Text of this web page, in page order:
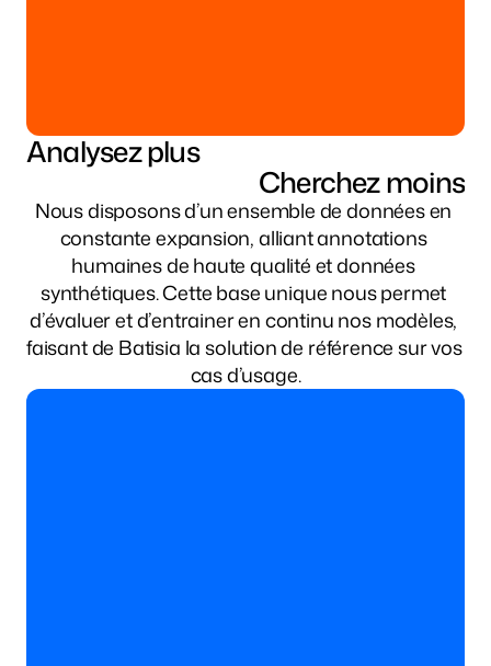
Analysez plus
Cherchez moins
Nous disposons d’un ensemble de données en
constante expansion, alliant annotations
humaines de haute qualité et données
synthétiques. Cette base unique nous permet
d’évaluer et d’entrainer en continu nos modèles,
faisant de Batisia la solution de référence sur vos
cas d’usage.